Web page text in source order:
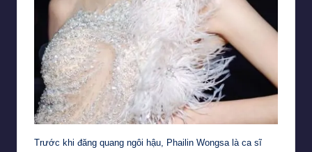
Trước khi đăng quang ngôi hậu, Phailin Wongsa là ca sĩ